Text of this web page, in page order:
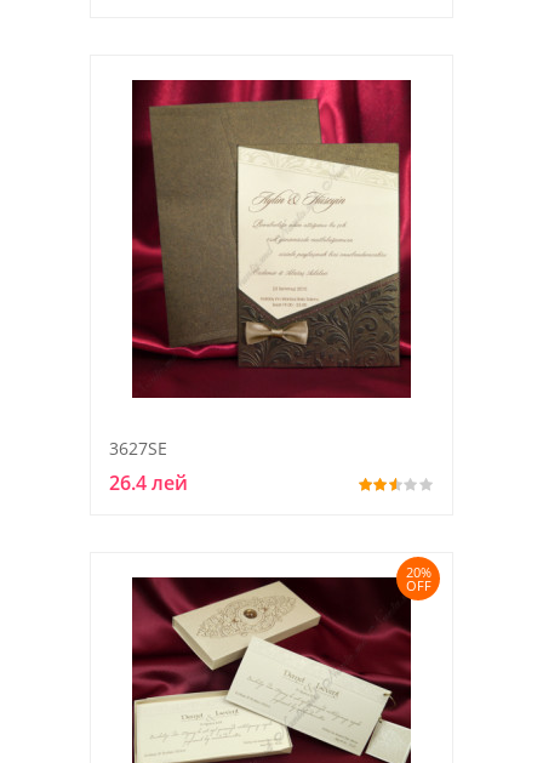
3627SE
26.4 лей
20%
OFF